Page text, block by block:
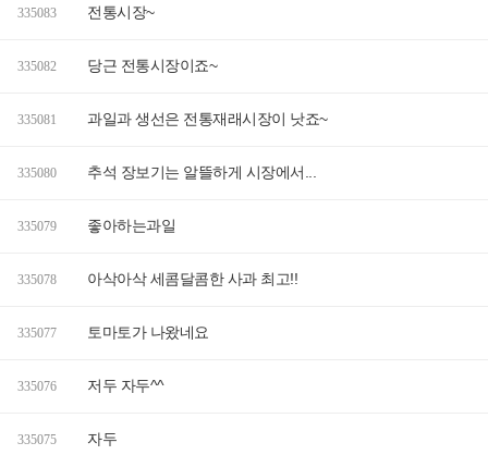
335083 전통시장~
335082 당근 전통시장이죠~
335081 과일과 생선은 전통재래시장이 낫죠~
335080 추석 장보기는 알뜰하게 시장에서...
335079 좋아하는과일
335078 아삭아삭 세콤달콤한 사과 최고!!
335077 토마토가 나왔네요
335076 저두 자두^^
335075 자두